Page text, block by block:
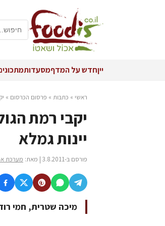
ייןחדש על המדףמסעדות
ראשי » כתבות » פרסום הכרסום »
יקבי רמת
יינות גמלא
פורסם ב-3.8.2011 | מאת: מערכת
מיכה שטרית, חמי